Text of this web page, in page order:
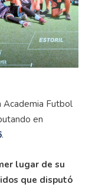
Academia Futbol
en
.
lugar de su
que disputó